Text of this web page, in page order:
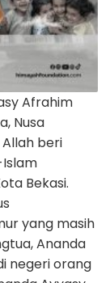
Afrahim
Nusa
beri
Bekasi.
yang masih
Ananda
negeri orang